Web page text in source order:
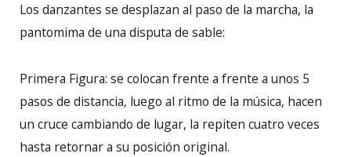
Los danzantes se desplazan al paso de la marcha, la
pantomima de una disputa de sable:
Primera Figura: se colocan frente a frente a unos 5
pasos de distancia, luego al ritmo de la música, hacen
un cruce cambiando de lugar, la repiten cuatro veces
hasta retornar a su posición original.